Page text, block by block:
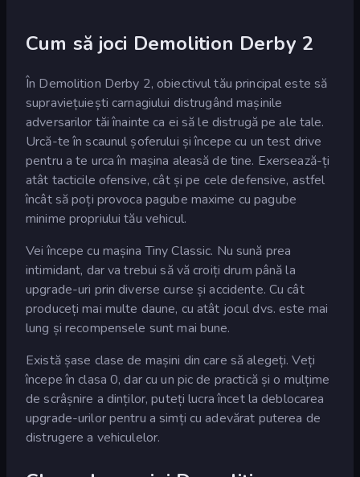
Cum să joci Demolition Derby 2
În Demolition Derby 2, obiectivul tău principal este să
supraviețuiești carnagiului distrugând mașinile
adversarilor tăi înainte ca ei să le distrugă pe ale tale.
Urcă-te în scaunul șoferului și începe cu un test drive
pentru a te urca în mașina aleasă de tine. Exersează-ți
atât tacticile ofensive, cât și pe cele defensive, astfel
încât să poți provoca pagube maxime cu pagube
minime propriului tău vehicul.
Vei începe cu mașina Tiny Classic. Nu sună prea
intimidant, dar va trebui să vă croiți drum până la
upgrade-uri prin diverse curse și accidente. Cu cât
produceți mai multe daune, cu atât jocul dvs. este mai
lung și recompensele sunt mai bune.
Există șase clase de mașini din care să alegeți. Veți
începe în clasa 0, dar cu un pic de practică și o mulțime
de scrâșnire a dinților, puteți lucra încet la deblocarea
upgrade-urilor pentru a simți cu adevărat puterea de
distrugere a vehiculelor.